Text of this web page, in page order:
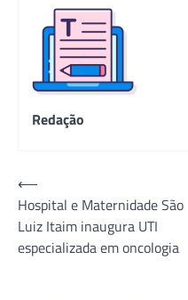
Redação
Navegação
de
Post
⟵
Hospital e Maternidade São
Luiz Itaim inaugura UTI
especializada em oncologia